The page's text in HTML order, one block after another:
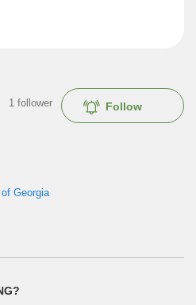
Follow
1 follower
Georgia